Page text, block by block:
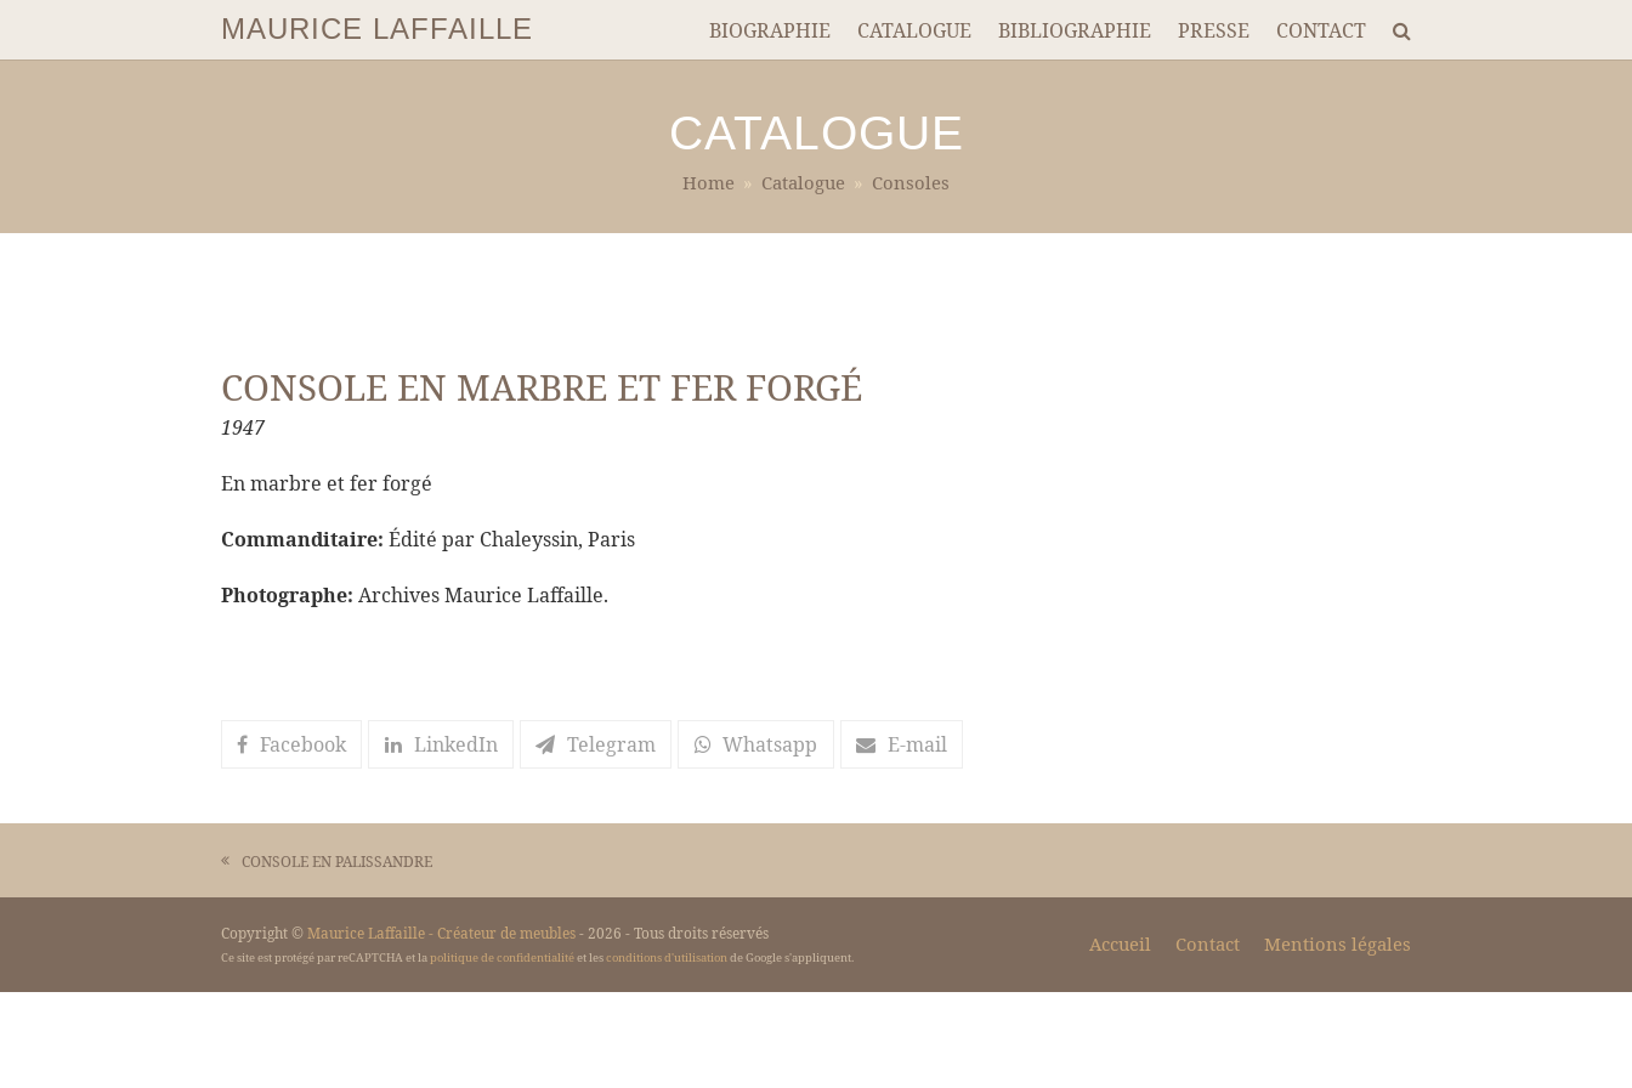
MAURICE LAFFAILLE BIOGRAPHIE CATALOGUE BIBLIOGRAPHIE PRESSE CONTACT
CATALOGUE
Home » Catalogue » Consoles
CONSOLE EN MARBRE ET FER FORGÉ
1947
En marbre et fer forgé
Commanditaire: Édité par Chaleyssin, Paris
Photographe: Archives Maurice Laffaille.
Facebook LinkedIn Telegram Whatsapp E-mail
previous
post:
CONSOLE EN PALISSANDRE
Copyright © Maurice Laffaille - Créateur de meubles- 2026 - Tous droits réservés
Ce site est protégé par reCAPTCHA et lapolitique de confidentialitéet lesconditions d'utilisationde Google s'appliquent.
Accueil Contact Mentions légales